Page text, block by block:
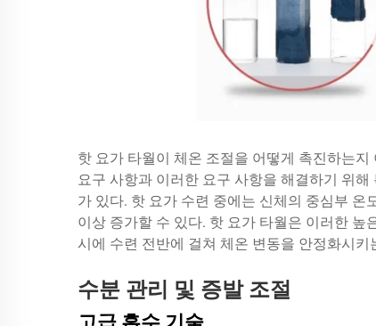
핫 요가 타월이 체온 조절을 어떻게 촉진하는
요구 사항과 이러한 요구 사항을 해결하기 위
가 있다. 핫 요가 수련 중에는 신체의 중심부
이상 증가할 수 있다. 핫 요가 타월은 이러한
시에 수련 전반에 걸쳐 체온 변동을 안정화시키
수분 관리 및 증발 조절